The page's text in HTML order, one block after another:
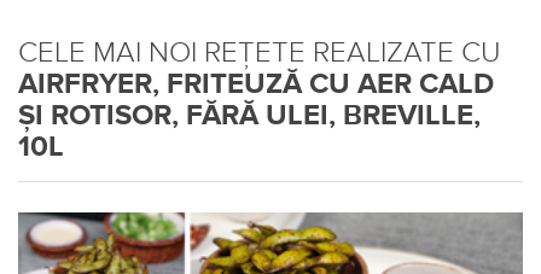
CELE MAI NOI REȚETE REALIZATE CU
AIRFRYER, FRITEUZĂ CU AER CALD
ȘI ROTISOR, FĂRĂ ULEI, BREVILLE,
10L